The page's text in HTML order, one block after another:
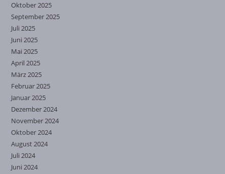
Oktober 2025
September 2025
Juli 2025
Juni 2025
Mai 2025
April 2025
März 2025
Februar 2025
Januar 2025
Dezember 2024
November 2024
Oktober 2024
August 2024
Juli 2024
Juni 2024